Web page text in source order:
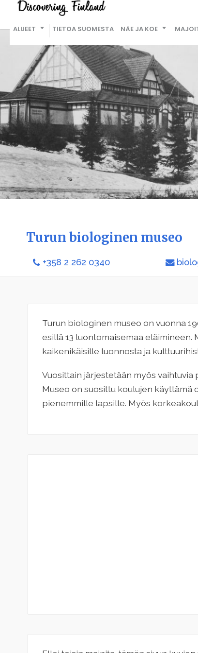
ALUEET TIETOA SUOMESTA NÄE JA KOE
Turun biologinen museo
+358 2 262 0340
Turun biologinen museo on vuonna
esillä 13 luontomaisemaa
kaikenikäisille luonnosta ja
Vuosittain järjestetään myös
Museo on suosittu koulujen käyttämä
pienemmille lapsille. Myös